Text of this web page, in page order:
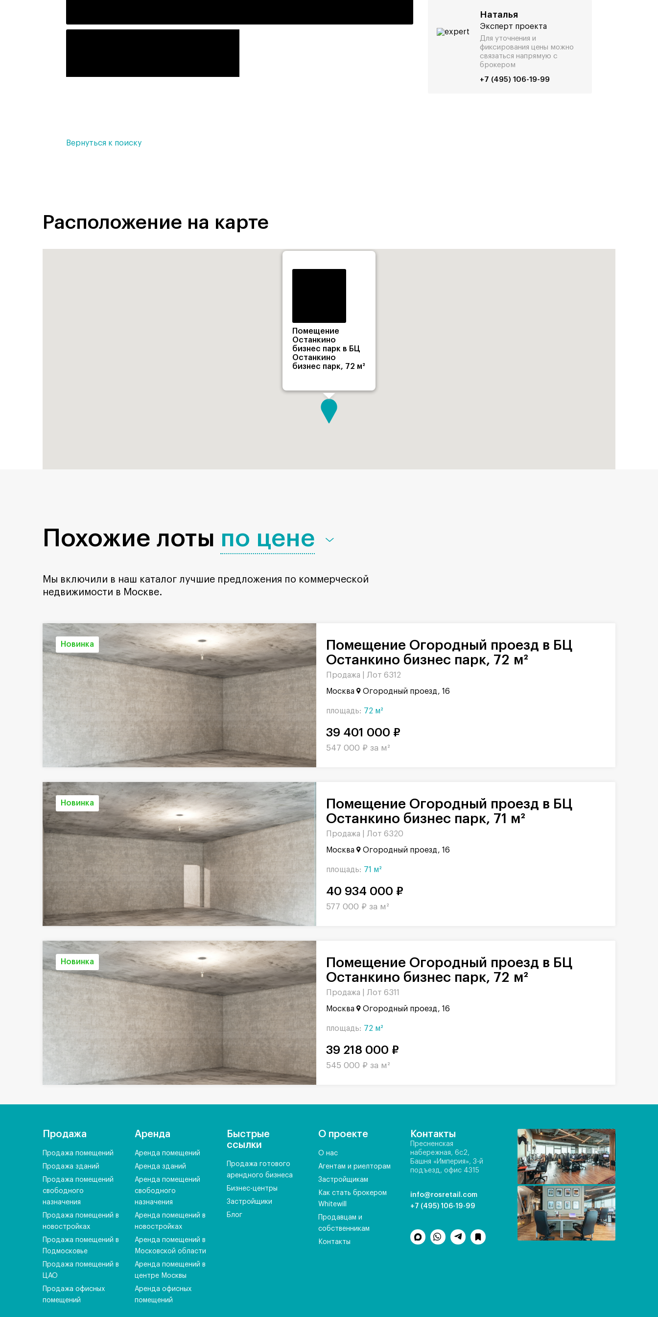
Вернуться к поиску
Наталья
Эксперт проекта
Для уточнения и
фиксирования цены можно
связаться напрямую с
брокером
+7 (495) 106-19-99
Расположение на карте
Помещение
Останкино
бизнес парк в БЦ
Останкино
бизнес парк, 72 м²
Похожие лоты по цене
Мы включили в наш каталог лучшие предложения по коммерческой
недвижимости в Москве.
Новинка
Помещение Огородный проезд в БЦ
Останкино бизнес парк, 72 м²
Продажа | Лот 6312
Москва Огородный проезд, 16
площадь: 72 м²
39 401 000 ₽
547 000 ₽ за м²
Новинка
Помещение Огородный проезд в БЦ
Останкино бизнес парк, 71 м²
Продажа | Лот 6320
Москва Огородный проезд, 16
площадь: 71 м²
40 934 000 ₽
577 000 ₽ за м²
Новинка
Помещение Огородный проезд в БЦ
Останкино бизнес парк, 72 м²
Продажа | Лот 6311
Москва Огородный проезд, 16
площадь: 72 м²
39 218 000 ₽
545 000 ₽ за м²
Продажа
Продажа помещений
Продажа зданий
Продажа помещений
свободного
назначения
Продажа помещений в
новостройках
Продажа помещений в
Подмосковье
Продажа помещений в
ЦАО
Продажа офисных
помещений
Аренда
Аренда помещений
Аренда зданий
Аренда помещений
свободного
назначения
Аренда помещений в
новостройках
Аренда помещений в
Московской области
Аренда помещений в
центре Москвы
Аренда офисных
помещений
Быстрые
ссылки
Продажа готового
арендного бизнеса
Бизнес-центры
Застройщики
Блог
О проекте
О нас
Агентам и риелторам
Застройщикам
Как стать брокером
Whitewill
Продавцам и
собственникам
Контакты
Контакты
Пресненская
набережная, 6с2,
Башня «Империя», 3-й
подъезд, офис 4315
info@rosretail.com
+7 (495) 106-19-99